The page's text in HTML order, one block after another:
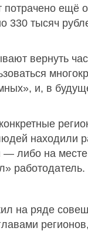
потрачено ещё
330 тысяч
вернуть
и, в
находили
либо на
работодатель.
на ряде